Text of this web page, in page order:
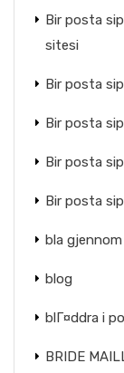
Bir posta
sitesi
Bir posta
Bir posta
Bir posta
Bir posta
bla
blog
blГ¤ddra i
BRIDE